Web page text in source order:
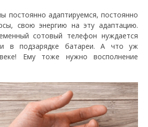
постоянно адаптируемся, постоянно
свою энергию на эту адаптацию.
сотовый телефон нуждается
в подзарядке батареи. А что уж
Ему тоже нужно восполнение